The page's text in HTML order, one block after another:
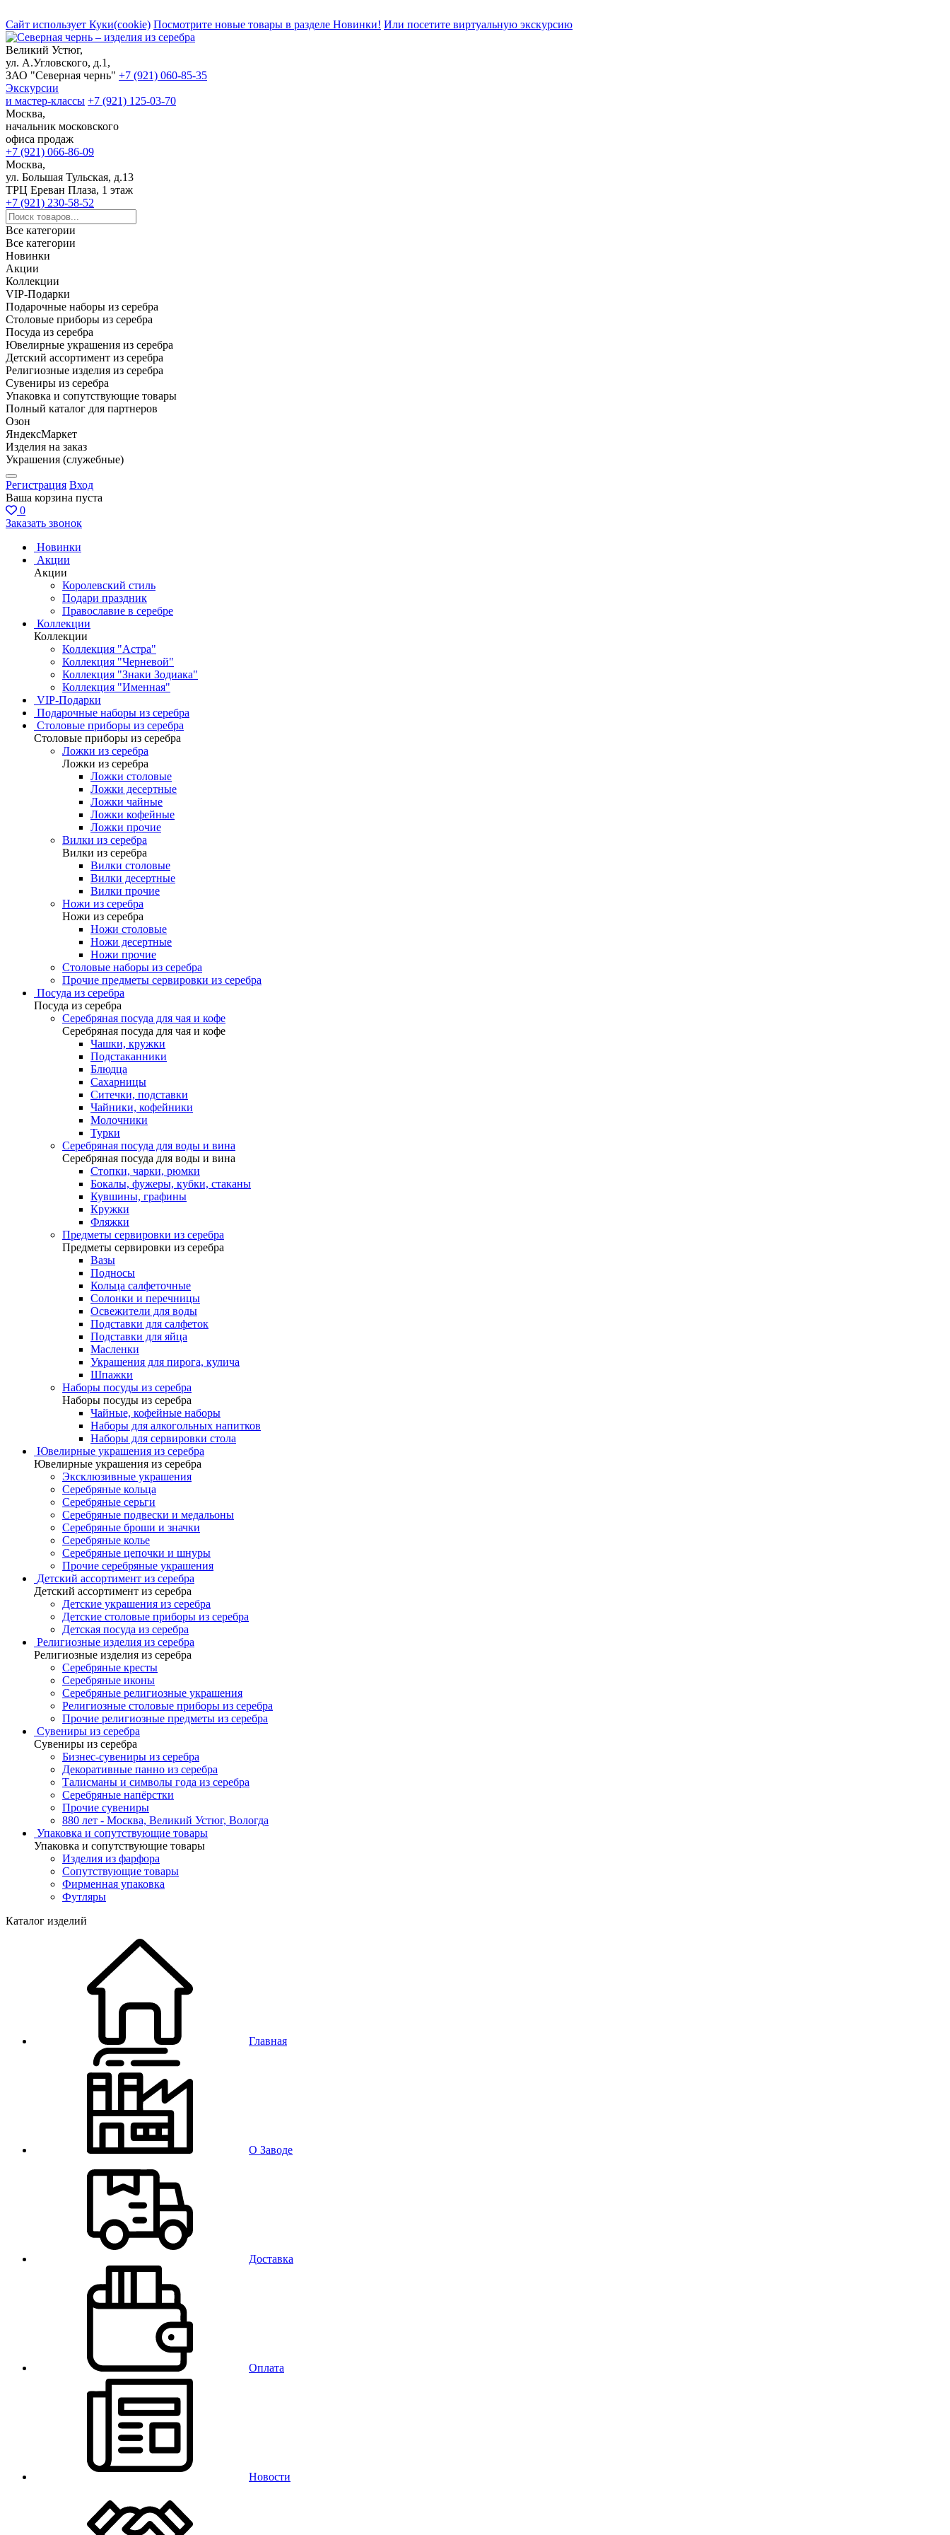
Сайт использует Куки(cookie) Посмотрите новые товары в разделе Новинки! Или посетите виртуальную экскурсию
Великий Устюг,
ул. А.Угловского, д.1,
ЗАО "Северная чернь" +7 (921) 060-85-35
Экскурсии
и мастер-классы +7 (921) 125-03-70
Москва,
начальник московского
офиса продаж
+7 (921) 066-86-09
Москва,
ул. Большая Тульская, д.13
ТРЦ Ереван Плаза, 1 этаж
+7 (921) 230-58-52
Все категории
Все категории
Новинки
Акции
Коллекции
VIP-Подарки
Подарочные наборы из серебра
Столовые приборы из серебра
Посуда из серебра
Ювелирные украшения из серебра
Детский ассортимент из серебра
Религиозные изделия из серебра
Сувениры из серебра
Упаковка и сопутствующие товары
Полный каталог для партнеров
Озон
ЯндексМаркет
Изделия на заказ
Украшения (служебные)
Регистрация Вход
Ваша корзина пуста
0
Заказать звонок
Новинки
Акции
Акции
Королевский стиль
Подари праздник
Православие в серебре
Коллекции
Коллекции
Коллекция "Астра"
Коллекция "Черневой"
Коллекция "Знаки Зодиака"
Коллекция "Именная"
VIP-Подарки
Подарочные наборы из серебра
Столовые приборы из серебра
Столовые приборы из серебра
Ложки из серебра
Ложки из серебра
Ложки столовые
Ложки десертные
Ложки чайные
Ложки кофейные
Ложки прочие
Вилки из серебра
Вилки из серебра
Вилки столовые
Вилки десертные
Вилки прочие
Ножи из серебра
Ножи из серебра
Ножи столовые
Ножи десертные
Ножи прочие
Столовые наборы из серебра
Прочие предметы сервировки из серебра
Посуда из серебра
Посуда из серебра
Серебряная посуда для чая и кофе
Серебряная посуда для чая и кофе
Чашки, кружки
Подстаканники
Блюдца
Сахарницы
Ситечки, подставки
Чайники, кофейники
Молочники
Турки
Серебряная посуда для воды и вина
Серебряная посуда для воды и вина
Стопки, чарки, рюмки
Бокалы, фужеры, кубки, стаканы
Кувшины, графины
Кружки
Фляжки
Предметы сервировки из серебра
Предметы сервировки из серебра
Вазы
Подносы
Кольца салфеточные
Солонки и перечницы
Освежители для воды
Подставки для салфеток
Подставки для яйца
Масленки
Украшения для пирога, кулича
Шпажки
Наборы посуды из серебра
Наборы посуды из серебра
Чайные, кофейные наборы
Наборы для алкогольных напитков
Наборы для сервировки стола
Ювелирные украшения из серебра
Ювелирные украшения из серебра
Эксклюзивные украшения
Серебряные кольца
Серебряные серьги
Серебряные подвески и медальоны
Серебряные броши и значки
Серебряные колье
Серебряные цепочки и шнуры
Прочие серебряные украшения
Детский ассортимент из серебра
Детский ассортимент из серебра
Детские украшения из серебра
Детские столовые приборы из серебра
Детская посуда из серебра
Религиозные изделия из серебра
Религиозные изделия из серебра
Серебряные кресты
Серебряные иконы
Серебряные религиозные украшения
Религиозные столовые приборы из серебра
Прочие религиозные предметы из серебра
Сувениры из серебра
Сувениры из серебра
Бизнес-сувениры из серебра
Декоративные панно из серебра
Талисманы и символы года из серебра
Серебряные напёрстки
Прочие сувениры
880 лет - Москва, Великий Устюг, Вологда
Упаковка и сопутствующие товары
Упаковка и сопутствующие товары
Изделия из фарфора
Сопутствующие товары
Фирменная упаковка
Футляры
Каталог изделий
Главная
О Заводе
Доставка
Оплата
Новости